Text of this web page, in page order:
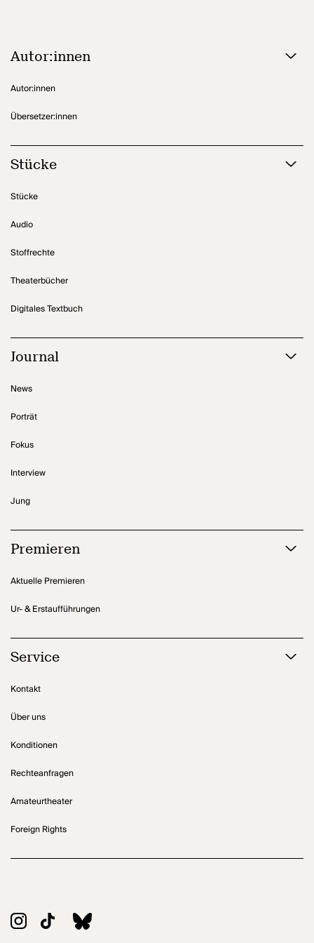
Autor:innen
Autor:innen
Übersetzer:innen
Stücke
Stücke
Audio
Stoffrechte
Theaterbücher
Digitales Textbuch
Journal
News
Porträt
Fokus
Interview
Jung
Premieren
Aktuelle Premieren
Ur- & Erstaufführungen
Service
Kontakt
Über uns
Konditionen
Rechteanfragen
Amateurtheater
Foreign Rights